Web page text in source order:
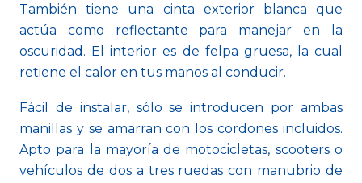
También tiene una cinta exterior blanca que
actúa como reflectante para manejar en la
oscuridad. El interior es de felpa gruesa, la cual
retiene el calor en tus manos al conducir.
Fácil de instalar, sólo se introducen por ambas
manillas y se amarran con los cordones incluidos.
Apto para la mayoría de motocicletas, scooters o
vehículos de dos a tres ruedas con manubrio de